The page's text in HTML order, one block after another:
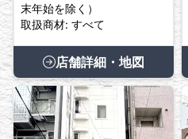
末年始を除く）
取扱商材: すべて
店舗詳細・地図